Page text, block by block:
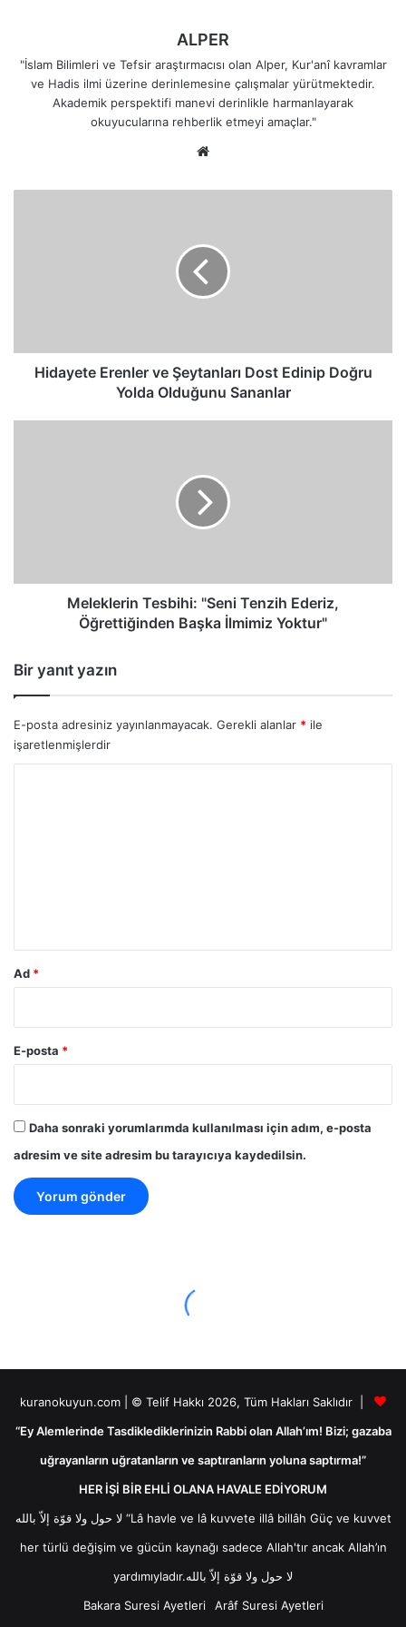
ALPER
"İslam Bilimleri ve Tefsir araştırmacısı olan Alper, Kur'anî kavramlar
ve Hadis ilmi üzerine derinlemesine çalışmalar yürütmektedir.
Akademik perspektifi manevi derinlikle harmanlayarak
okuyucularına rehberlik etmeyi amaçlar."
Olduğunu
Sananlar
Hidayete Erenler ve Şeytanları Dost Edinip Doğru
Yolda Olduğunu Sananlar
Yoktur"
Meleklerin Tesbihi: "Seni Tenzih Ederiz,
Öğrettiğinden Başka İlmimiz Yoktur"
Bir yanıt yazın
E-posta adresiniz yayınlanmayacak. Gerekli alanlar * ile
işaretlenmişlerdir
Ad *
E-posta *
Daha sonraki yorumlarımda kullanılması için adım, e-posta
adresim ve site adresim bu tarayıcıya kaydedilsin.
kuranokuyun.com | © Telif Hakkı 2026, Tüm Hakları Saklıdır |
“Ey Alemlerinde Tasdiklediklerinizin Rabbi olan Allah’ım! Bizi; gazaba
uğrayanların uğratanların ve saptıranların yoluna saptırma!”
HER İŞİ BİR EHLİ OLANA HAVALE EDİYORUM
لا حول ولا قوّة إلاّ بالله “Lâ havle ve lâ kuvvete illâ billâh Güç ve kuvvet
her türlü değişim ve gücün kaynağı sadece Allah'tır ancak Allah’ın
yardımıyladır.لا حول ولا قوّة إلاّ بالله
Bakara Suresi Ayetleri
Arâf Suresi Ayetleri